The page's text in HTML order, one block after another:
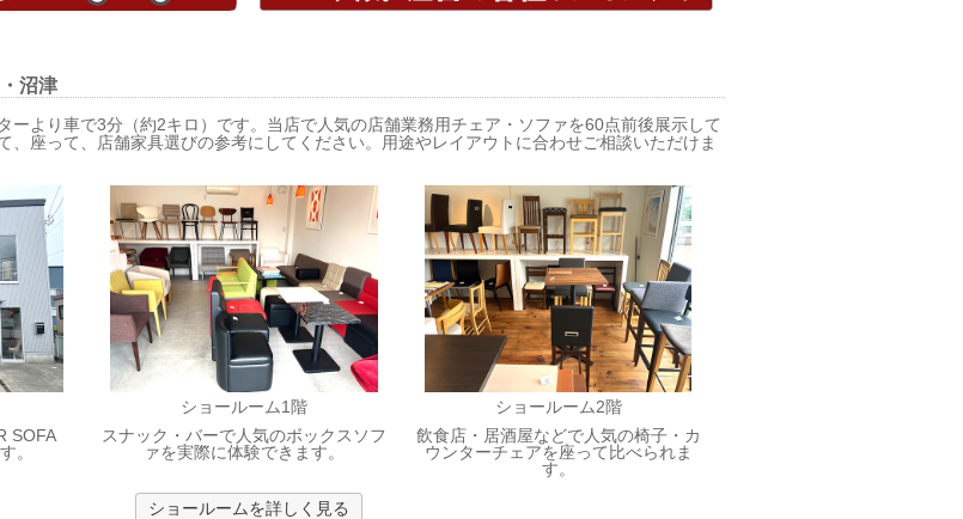
沼津
ーより車で3分（約2キロ）です。当店で人気の店舗業務用チェア・ソファを60点前後展示して
、座って、店舗家具選びの参考にしてください。用途やレイアウトに合わせご相談いただけま
SOFA
。
ショールーム1階
スナック・バーで人気のボックスソフ
ァを実際に体験できます。
ショールーム2階
飲食店・居酒屋などで人気の椅子・カ
ウンターチェアを座って比べられま
す。
ショールームを詳しく見る